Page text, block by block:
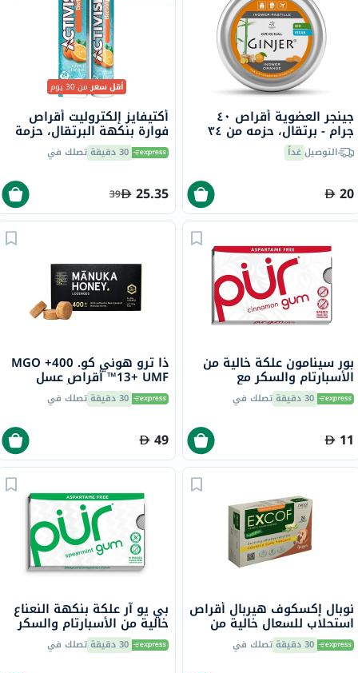
جينجر العضوية أقراص ٤٠
جرام - برتقال، حزمه من ٣٤
قرصالتوصيلغداً
20
أقل سعرمن 30 يوم
أكتيفايز إلكتروليت أقراص
فوارة بنكهة البرتقال، حزمة
من 20 30 دقيقة تصلك في
25.35
39
بور سينامون علكة خالية من
الأسبارتام والسكر مع
إكسيليتول،حزمه من 9
30 دقيقة تصلك في
11
ذا ترو هوني كو. 400+ MGO
13+ UMF™ أقراص عسل
مانوكا 2.8 جرام 8 أقراص30 دقيقة تصلك في
49
نوبال إكسكوف هيربال أقراص
استحلاب للسعال خالية من
السكر، بنكهة الزنجبيل، حزمة
من 24 30 دقيقة تصلك في
بي يو آر علكة بنكهة النعناع
خالية من الأسبارتام والسكر
مع إكسيليتول، 9 قطع
30 دقيقة تصلك في